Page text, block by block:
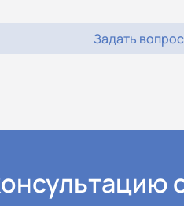
Задать вопрос